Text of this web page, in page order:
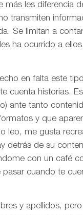
más les diferencia
transmiten
Se limitan a
ha ocurrido a
en falta este
cuenta historias.
ante tanto
y que
leo, me gusta
detrás de su
con un café
pasar cuando te
y apellidos,